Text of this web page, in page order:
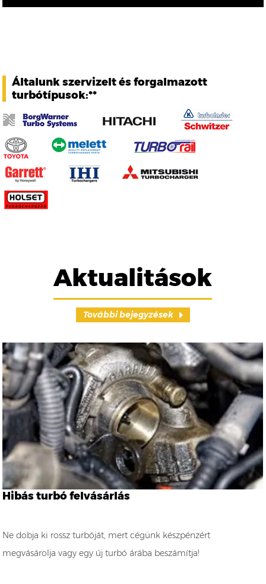
Általunk szervizelt és forgalmazott
turbótípusok:**
Aktualitások
További bejegyzések
Hibás turbó felvásárlás
Ne dobja ki rossz turbóját, mert cégünk készpénzért
megvásárolja vagy egy új turbó árába beszámítja!